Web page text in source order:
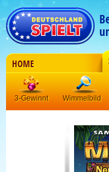
HOME
3-Gewinnt Wimmelbild